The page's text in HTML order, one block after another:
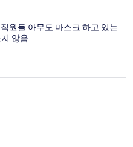
원들 아무도 마스크 하고 있는
않음